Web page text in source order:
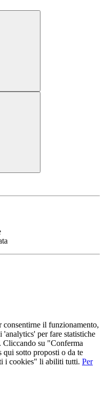
consentirne il funzionamento,
'analytics' per fare statistiche
su "Conferma
qui sotto proposti o da te
i cookies" li abiliti tutti. Per